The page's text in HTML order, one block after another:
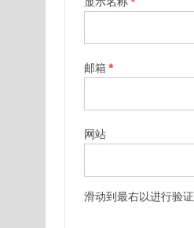
邮箱*
网站
滑动到最右以进行验证